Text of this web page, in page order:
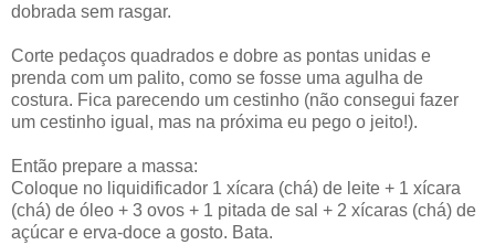
dobrada sem rasgar.
Corte pedaços quadrados e dobre as pontas unidas e
prenda com um palito, como se fosse uma agulha de
costura. Fica parecendo um cestinho (não consegui fazer
um cestinho igual, mas na próxima eu pego o jeito!).
Então prepare a massa:
Coloque no liquidificador 1 xícara (chá) de leite + 1 xícara
(chá) de óleo + 3 ovos + 1 pitada de sal + 2 xícaras (chá) de
açúcar e erva-doce a gosto. Bata.